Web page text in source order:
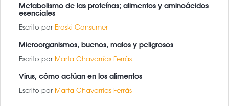
Metabolismo de las proteínas; alimentos y aminoácidos
esenciales
Escrito por Eroski Consumer
Microorganismos, buenos, malos y peligrosos
Escrito por Marta Chavarrías Ferràs
Virus, cómo actúan en los alimentos
Escrito por Marta Chavarrías Ferràs